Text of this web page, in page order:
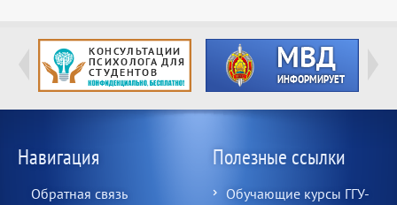
Навигация
Обратная связь
Полезные ссылки
Обучающие курсы ГГУ-